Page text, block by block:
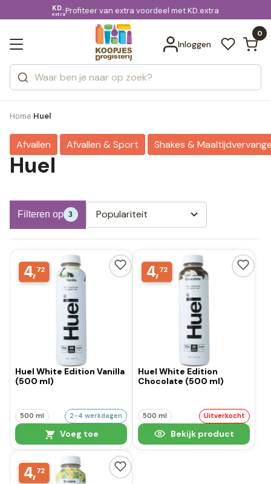
voor 20:00 uur besteld
Gratis bezorging
KD.
extraProfiteer van extra voordeel met KD.extra
Inloggen
0
Zoeken
Categorieën
Merken
Bekijk alle resultaten
Home›Huel
Afvallen Afvallen & Sport Shakes &
Huel
Filteren op 3 Populariteit
4,72
Huel White Edition Vanilla
(500 ml)
500 ml 2-4 werkdagen
Voeg toe
4,72
Huel White Edition
Chocolate (500 ml)
500 ml Uitverkocht
Bekijk product
4,72